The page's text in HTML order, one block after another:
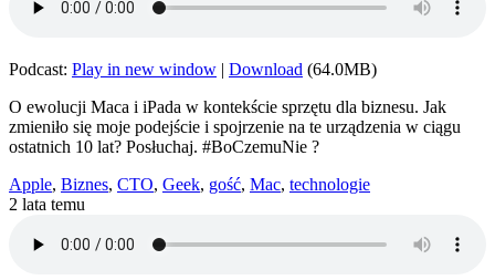
Podcast: Play in new window | Download (64.0MB)
O ewolucji Maca i iPada w kontekście sprzętu dla biznesu. Jak
zmieniło się moje podejście i spojrzenie na te urządzenia w ciągu
ostatnich 10 lat? Posłuchaj. #BoCzemuNie ?
Apple, Biznes, CTO, Geek, gość, Mac, technologie
2 lata temu